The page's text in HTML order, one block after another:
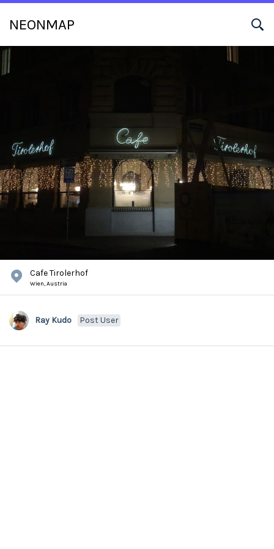
NEONMAP
Cafe Tirolerhof
Wien,Austria
Ray Kudo Post User